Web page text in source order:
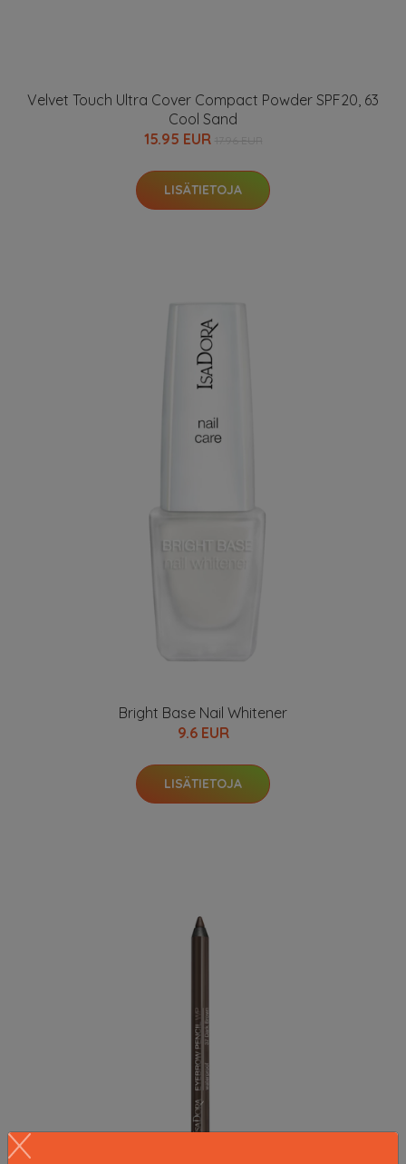
Velvet Touch Ultra Cover Compact Powder SPF20, 63
Cool Sand
15.95 EUR
LISÄTIETOJA
Bright Base Nail Whitener
9.6 EUR
LISÄTIETOJA